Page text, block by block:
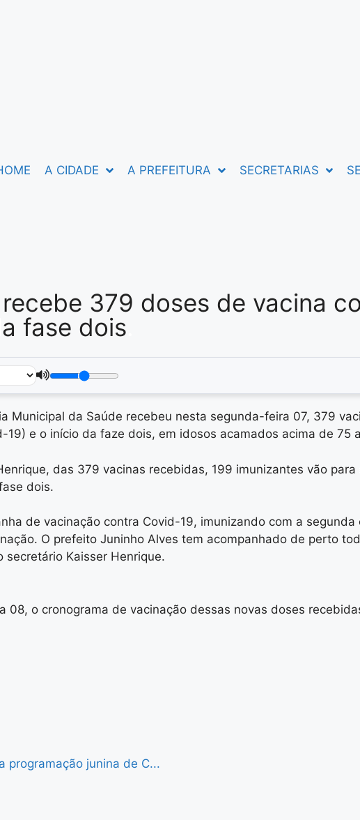
A CIDADE A PREFEITURA SECRETARIAS
379 doses de vacina
fase dois
Municipal da Saúde recebeu nesta segunda-feira 07, 379
19) e o início da faze dois, em idosos acamados acima de 75
das 379 vacinas recebidas, 199 imunizantes vão
dois.
de vacinação contra Covid-19, imunizando com a
O prefeito Juninho Alves tem acompanhado de perto
secretário Kaisser Henrique.
08, o cronograma de vacinação dessas novas doses
programação junina de C...